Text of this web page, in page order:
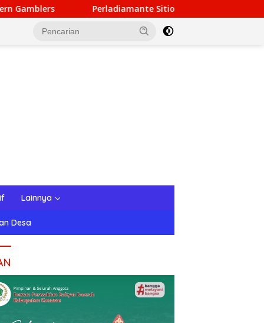
Sitio de Casino: Experiencia de Entretenimiento
Lainnya
Desa